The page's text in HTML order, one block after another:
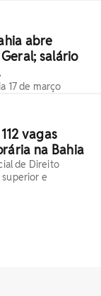
abre
salário
17 de março
vagas
na Bahia
de Direito
e